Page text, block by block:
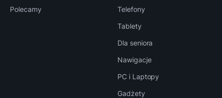
Polecamy
Telefony
Tablety
Dla seniora
Nawigacje
PC i Laptopy
Gadżety